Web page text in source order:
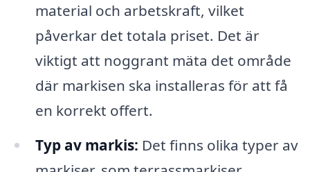
material och arbetskraft, vilket
påverkar det totala priset. Det är
viktigt att noggrant mäta det område
där markisen ska installeras för att få
en korrekt offert.
Typ av markis: Det finns olika typer av